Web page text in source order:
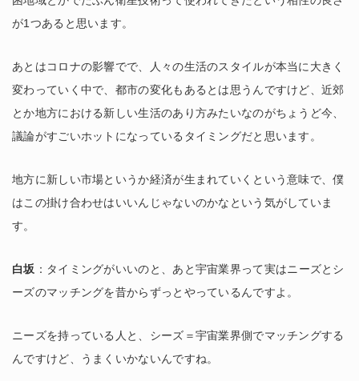
が1つあると思います。
あとはコロナの影響でで、人々の生活のスタイルが本当に大きく
変わっていく中で、都市の変化もあるとは思うんですけど、近郊
とか地方における新しい生活のあり方みたいなのがちょうど今、
議論がすごいホットになっているタイミングだと思います。
地方に新しい市場というか経済が生まれていくという意味で、僕
はこの掛け合わせはいいんじゃないのかなという気がしていま
す。
白坂 ：タイミングがいいのと、あと宇宙業界って実はニーズとシ
ーズのマッチングを昔からずっとやっているんですよ。
ニーズを持っている人と、シーズ＝宇宙業界側でマッチングする
んですけど、うまくいかないんですね。